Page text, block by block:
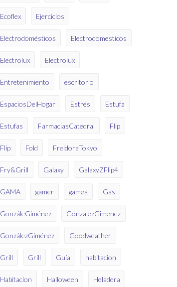
Ecoflex Ejercicios
Electrodomésticos Electrodomesticos
Electrolux Electrolux
Entretenimiento escritorio
EspaciosDelHogar Estrés Estufa
Estufas FarmaciasCatedral Flip
Flip Fold FreidoraTokyo
Fry&Grill Galaxy GalaxyZFlip4
GAMA gamer games Gas
GonzáleGiménez GonzalezGimenez
GonzálezGiménez Goodweather
Grill Grill Guía habitacion
Habitacion Halloween Heladera